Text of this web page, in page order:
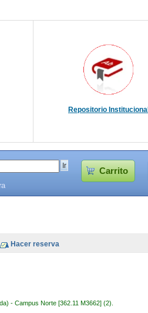
Repositorio Institucional
Carrito
- Campus Norte [362.11 M3662] (2).